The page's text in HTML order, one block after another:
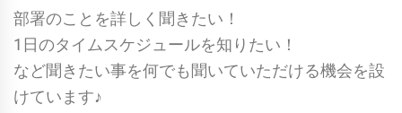
部署のことを詳しく聞きたい！
1日のタイムスケジュールを知りたい！
など聞きたい事を何でも聞いていただける機会を設
けています♪